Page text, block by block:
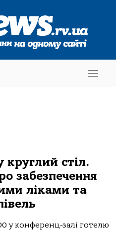
круглий стіл.
забезпечення
ліками та
у конференц-залі готелю